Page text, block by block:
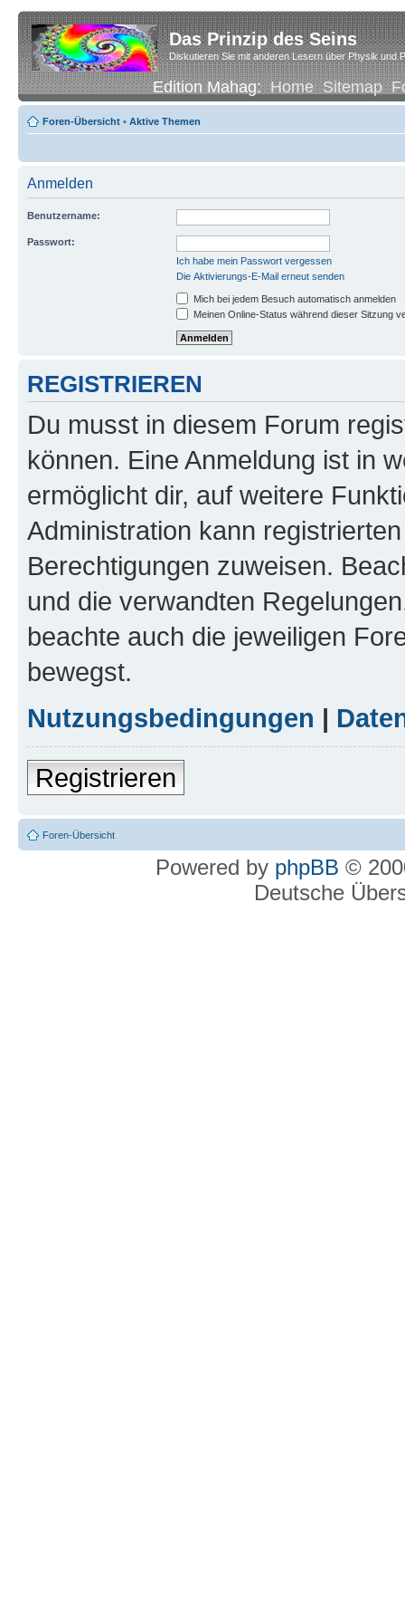
Das Prinzip des Seins
Diskutieren Sie mit anderen Lesern über Physik und
Edition Mahag:Home Sitemap
Foren-Übersicht • Aktive Themen
Anmelden
Benutzername:
Passwort:
Ich habe mein Passwort vergessen
Die Aktivierungs-E-Mail erneut senden
Mich bei jedem Besuch automatisch anmelden
Meinen Online-Status während dieser Sitzung
REGISTRIEREN
Du musst in diesem Forum
können. Eine Anmeldung ist in
ermöglicht dir, auf weitere
Administration kann
Berechtigungen zuweisen.
und die verwandten
beachte auch die jeweiligen
bewegst.
Nutzungsbedingungen |
Registrieren
Foren-Übersicht
Powered by phpBB ©
Deutsche